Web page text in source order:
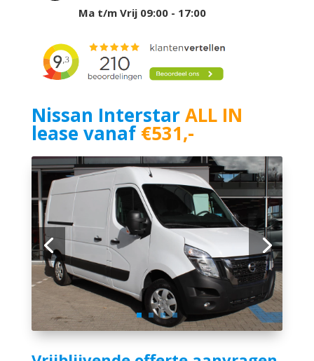
Ma t/m Vrij 09:00 - 17:00
Nissan InterstarALL IN
lease vanaf€531,-